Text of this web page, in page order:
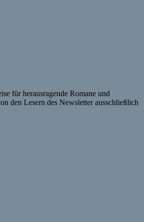
für herausragende Romane und
den Lesern des Newsletterausschließlich